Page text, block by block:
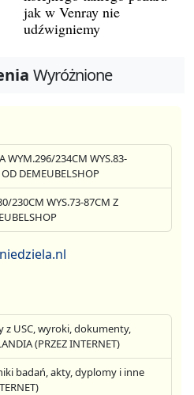
jak w Venray nie
udźwigniemy
Wyróżnione
WYM.296/234CM WYS.83-
DEMEUBELSHOP
230CM WYS.73-87CM Z
z USC, wyroki, dokumenty,
(PRZEZ INTERNET)
badań, akty, dyplomy i inne